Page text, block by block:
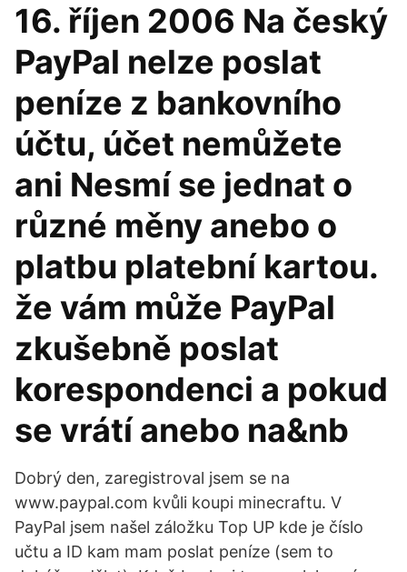
16. říjen 2006 Na český
PayPal nelze poslat
peníze z bankovního
účtu, účet nemůžete
ani Nesmí se jednat o
různé měny anebo o
platbu platební kartou.
že vám může PayPal
zkušebně poslat
korespondenci a pokud
se vrátí anebo na&nb
Dobrý den, zaregistroval jsem se na
www.paypal.com kvůli koupi minecraftu. V
PayPal jsem našel záložku Top UP kde je číslo
učtu a ID kam mam poslat peníze (sem to